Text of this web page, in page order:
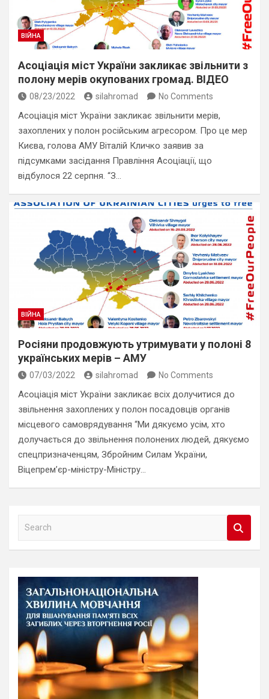
ВІЙНА
Асоціація міст України закликає звільнити з
полону мерів окупованих громад. ВІДЕО
08/23/2022 silahromad No Comments
Асоціація міст України закликає звільнити мерів,
захоплених у полон російським агресором. Про це мер
Києва, голова АМУ Віталій Кличко заявив за
підсумками засідання Правління Асоціації, що
відбулося 22 серпня. “З…
ВІЙНА
Росіяни продовжують утримувати у полоні 8
українських мерів – АМУ
07/03/2022 silahromad No Comments
Асоціація міст України закликає всіх долучитися до
звільнення захоплених у полон посадовців органів
місцевого самоврядування “Ми дякуємо усім, хто
долучається до звільнення полонених людей, дякуємо
спецпризначенцям, Збройним Силам України,
Віцепрем’єр-міністру-Міністру…
a